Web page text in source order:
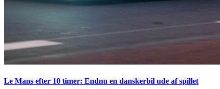
Le Mans efter 10 timer: Endnu en danskerbil ude af spillet